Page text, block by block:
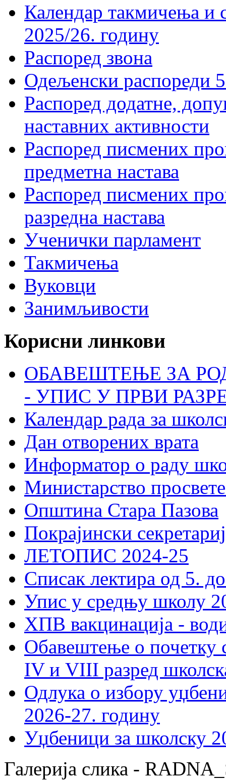
Календар такмичења
2025/26. годину
Распоред звона
Одељенски распореди
Распоред додатне,
наставних активности
Распоред писмених
предметна настава
Распоред писмених
разредна настава
Ученички парламент
Такмичења
Вуковци
Занимљивости
Корисни линкови
ОБАВЕШТЕЊЕ ЗА
- УПИС У ПРВИ
Календар рада за
Дан отворених врата
Информатор о раду
Министарство
Општина Стара Пазова
Покрајински
ЛЕТОПИС 2024-25
Списак лектира од 5.
Упис у средњу школу
ХПВ вакцинација -
Обавештење о почетку
IV и VIII разред
Одлука о избору
2026-27. годину
Уџбеници за школску
Галерија слика -